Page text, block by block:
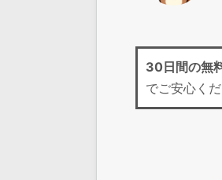
30日間の無
でご安心く